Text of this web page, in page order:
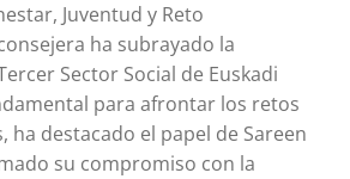
Juventud y Reto
ha subrayado la
Sector Social de Euskadi
para afrontar los retos
ha destacado el papel de Sareen
su compromiso con la